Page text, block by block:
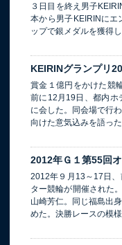
３日目を終え男子
本から男子KEIRINにエ
ップで銀メダルを獲得
KEIRINグランプリ
賞金１億円をかけた競
前に12月19日、都内ホ
に会した。同会場で行
向けた意気込みを語った
2012年Ｇ１第55回
2012年９月13～17日
ター競輪が開催された
山崎芳仁。同じ福島出
めた。決勝レースの模